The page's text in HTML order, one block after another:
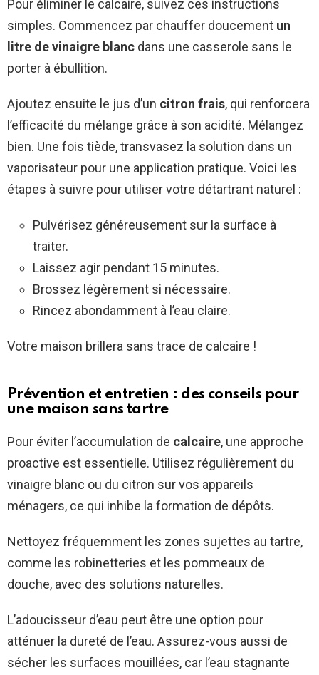
Pour éliminer le calcaire, suivez ces instructions
simples. Commencez par chauffer doucement un
litre de vinaigre blanc dans une casserole sans le
porter à ébullition.
Ajoutez ensuite le jus d’un citron frais, qui renforcera
l’efficacité du mélange grâce à son acidité. Mélangez
bien. Une fois tiède, transvasez la solution dans un
vaporisateur pour une application pratique. Voici les
étapes à suivre pour utiliser votre détartrant naturel :
Pulvérisez généreusement sur la surface à
traiter.
Laissez agir pendant 15 minutes.
Brossez légèrement si nécessaire.
Rincez abondamment à l’eau claire.
Votre maison brillera sans trace de calcaire !
Prévention et entretien : des conseils pour
une maison sans tartre
Pour éviter l’accumulation de calcaire, une approche
proactive est essentielle. Utilisez régulièrement du
vinaigre blanc ou du citron sur vos appareils
ménagers, ce qui inhibe la formation de dépôts.
Nettoyez fréquemment les zones sujettes au tartre,
comme les robinetteries et les pommeaux de
douche, avec des solutions naturelles.
L’adoucisseur d’eau peut être une option pour
atténuer la dureté de l’eau. Assurez-vous aussi de
sécher les surfaces mouillées, car l’eau stagnante